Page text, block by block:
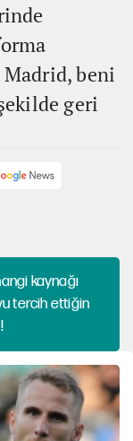
beni
geri
kaynağı
tercih ettiğin